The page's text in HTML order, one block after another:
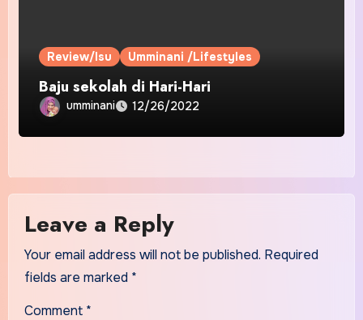
Review/Isu Umminani /Lifestyles
Baju sekolah di Hari-Hari
umminani 12/26/2022
Leave a Reply
Your email address will not be published. Required
fields are marked *
Comment *